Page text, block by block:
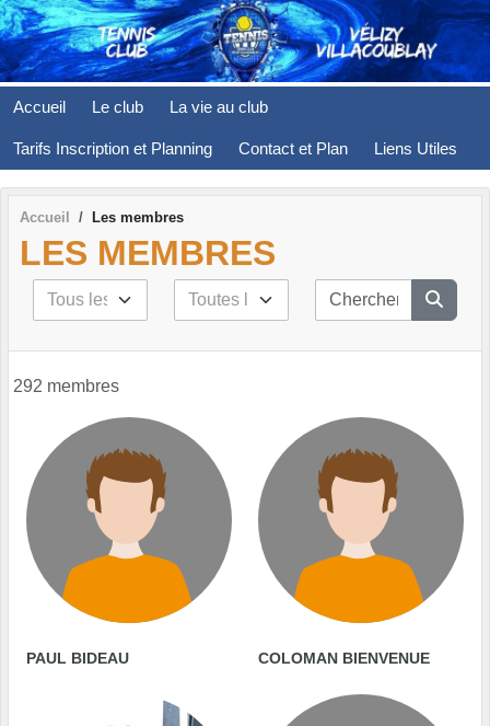
Accueil Le club La vie au club
Tarifs Inscription et Planning Contact et Plan Liens Utiles
Accueil Les membres
LES MEMBRES
292 membres
PAUL BIDEAU COLOMAN BIENVENUE
Panneau de gestion des cookies